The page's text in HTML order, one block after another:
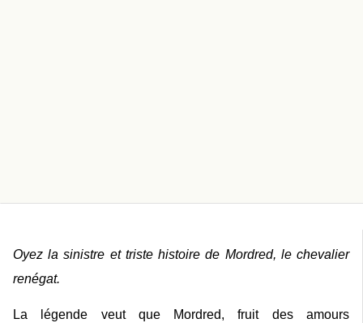
Oyez la sinistre et triste histoire de Mordred, le chevalier
renégat.
La légende veut que Mordred, fruit des amours